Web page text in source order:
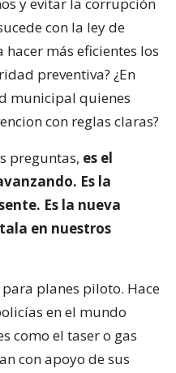
con la ley de
más eficientes los
preventiva? ¿En
municipal quienes
con reglas claras?
preguntas, es el
Es la
Es la nueva
en nuestros
planes piloto. Hace
en el mundo
como el taser o gas
con apoyo de sus